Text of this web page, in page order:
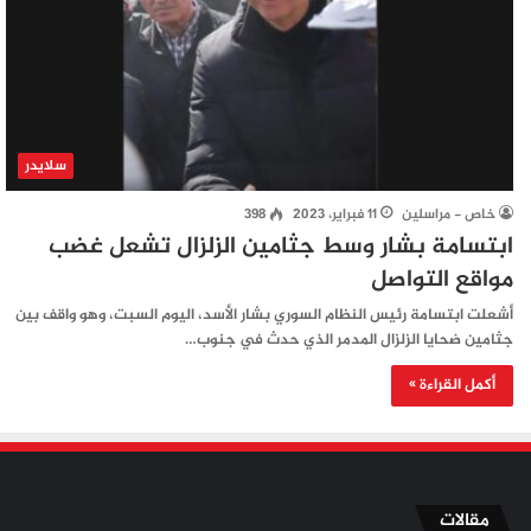
سلايدر
خاص - مراسلين 11 فبراير، 2023 398
ابتسامة بشار وسط جثامين الزلزال تشعل غضب
مواقع التواصل
أشعلت ابتسامة رئيس النظام السوري بشار الأسد، اليوم السبت، وهو واقف بين
جثامين ضحايا الزلزال المدمر الذي حدث في جنوب…
أكمل القراءة »
مقالات